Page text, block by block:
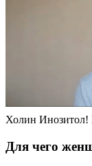
Холин Инозитол!
Для чего